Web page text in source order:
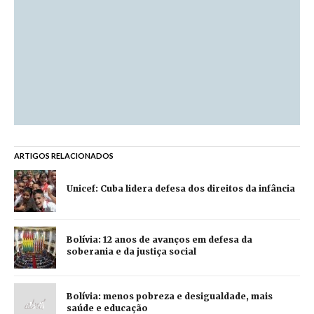
ARTIGOS RELACIONADOS
Unicef: Cuba lidera defesa dos direitos da infância
Bolívia: 12 anos de avanços em defesa da
soberania e da justiça social
Bolívia: menos pobreza e desigualdade, mais
saúde e educação